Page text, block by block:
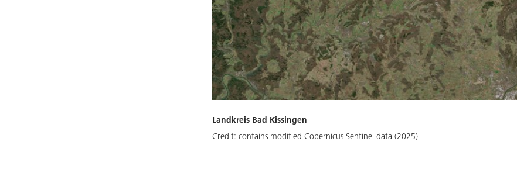
Landkreis Bad Kissingen
Credit: contains modified Copernicus Sentinel data (2025)